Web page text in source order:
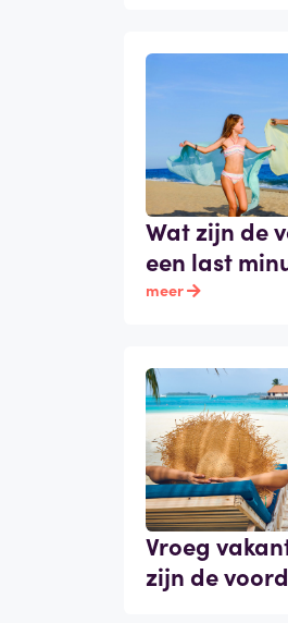
Wat zijn de
een last
meer
Vroeg
zijn de